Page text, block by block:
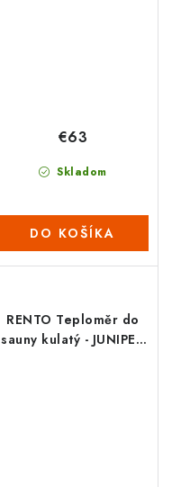
Skladom
€63
DO KOŠÍKA
RENTO Teploměr do
sauny kulatý - JUNIPER